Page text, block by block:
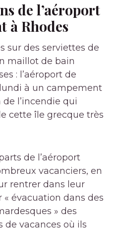
de l’aéroport
à Rhodes
sur des serviettes de
maillot de bain
: l’aéroport de
à un campement
l’incendie qui
cette île grecque très
de l’aéroport
vacanciers, en
rentrer dans leur
« évacuation dans des
» des
de vacances où ils